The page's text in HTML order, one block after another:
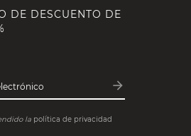
DE DESCUENTO DE
arrow_forward
Subscribe
la política de privacidad